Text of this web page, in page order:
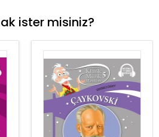
ister misiniz?